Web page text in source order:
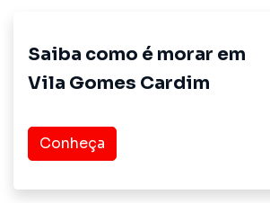
Saiba como é morar em
Vila Gomes Cardim
Conheça